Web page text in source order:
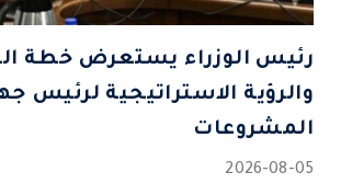
رئيس الوزراء يستعرض خطة
والرؤية الاستراتيجية لرئيس
المشروعات
2026-08-05